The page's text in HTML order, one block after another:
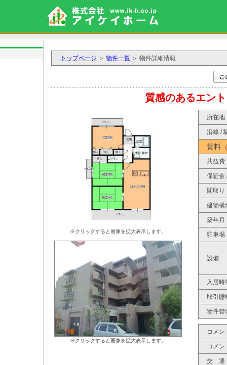
トップページ ＞ 物件一覧 ＞ 物件詳細情報
質感のあるエン
※クリックすると画像を拡大表示します。
※クリックすると画像を拡大表示します。
所在地
沿線 /
賃料
共益費
保証金
間取り
建物構
築年月
駐車場
設備
入居時
取引態
物件管
コメ
コメ
交 通